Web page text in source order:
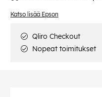
Katso lisää Epson
Qliro Checkout
Nopeat toimitukset